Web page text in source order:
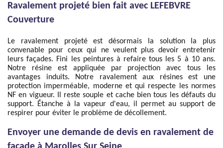
Ravalement projeté bien fait avec LEFEBVRE
Couverture
Le ravalement projeté est désormais la solution la plus
convenable pour ceux qui ne veulent plus devoir entretenir
leurs façades. Fini les peintures à refaire tous les 5 à 10 ans.
Notre résine est appliquée par projection avec tous les
avantages induits. Notre ravalement aux résines est une
protection imperméable, moderne et qui respecte les normes
NF en vigueur. Il reste souple et cache bien tous les défauts du
support. Étanche à la vapeur d'eau, il permet au support de
respirer pour éviter le problème de décollement.
Envoyer une demande de devis en ravalement de